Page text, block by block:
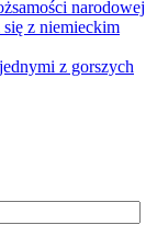
narodowej
z niemieckim
z gorszych